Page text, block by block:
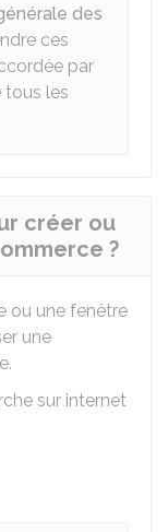
des
ces
par
tous les
créer ou
?
ou une fenêtre
une
sur internet